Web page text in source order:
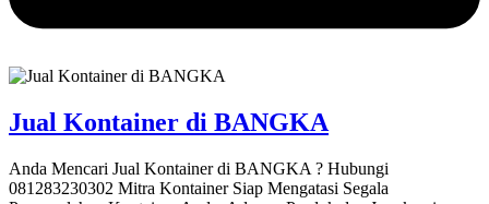
Jual Kontainer di BANGKA
Anda Mencari Jual Kontainer di BANGKA ? Hubungi
081283230302 Mitra Kontainer Siap Mengatasi Segala